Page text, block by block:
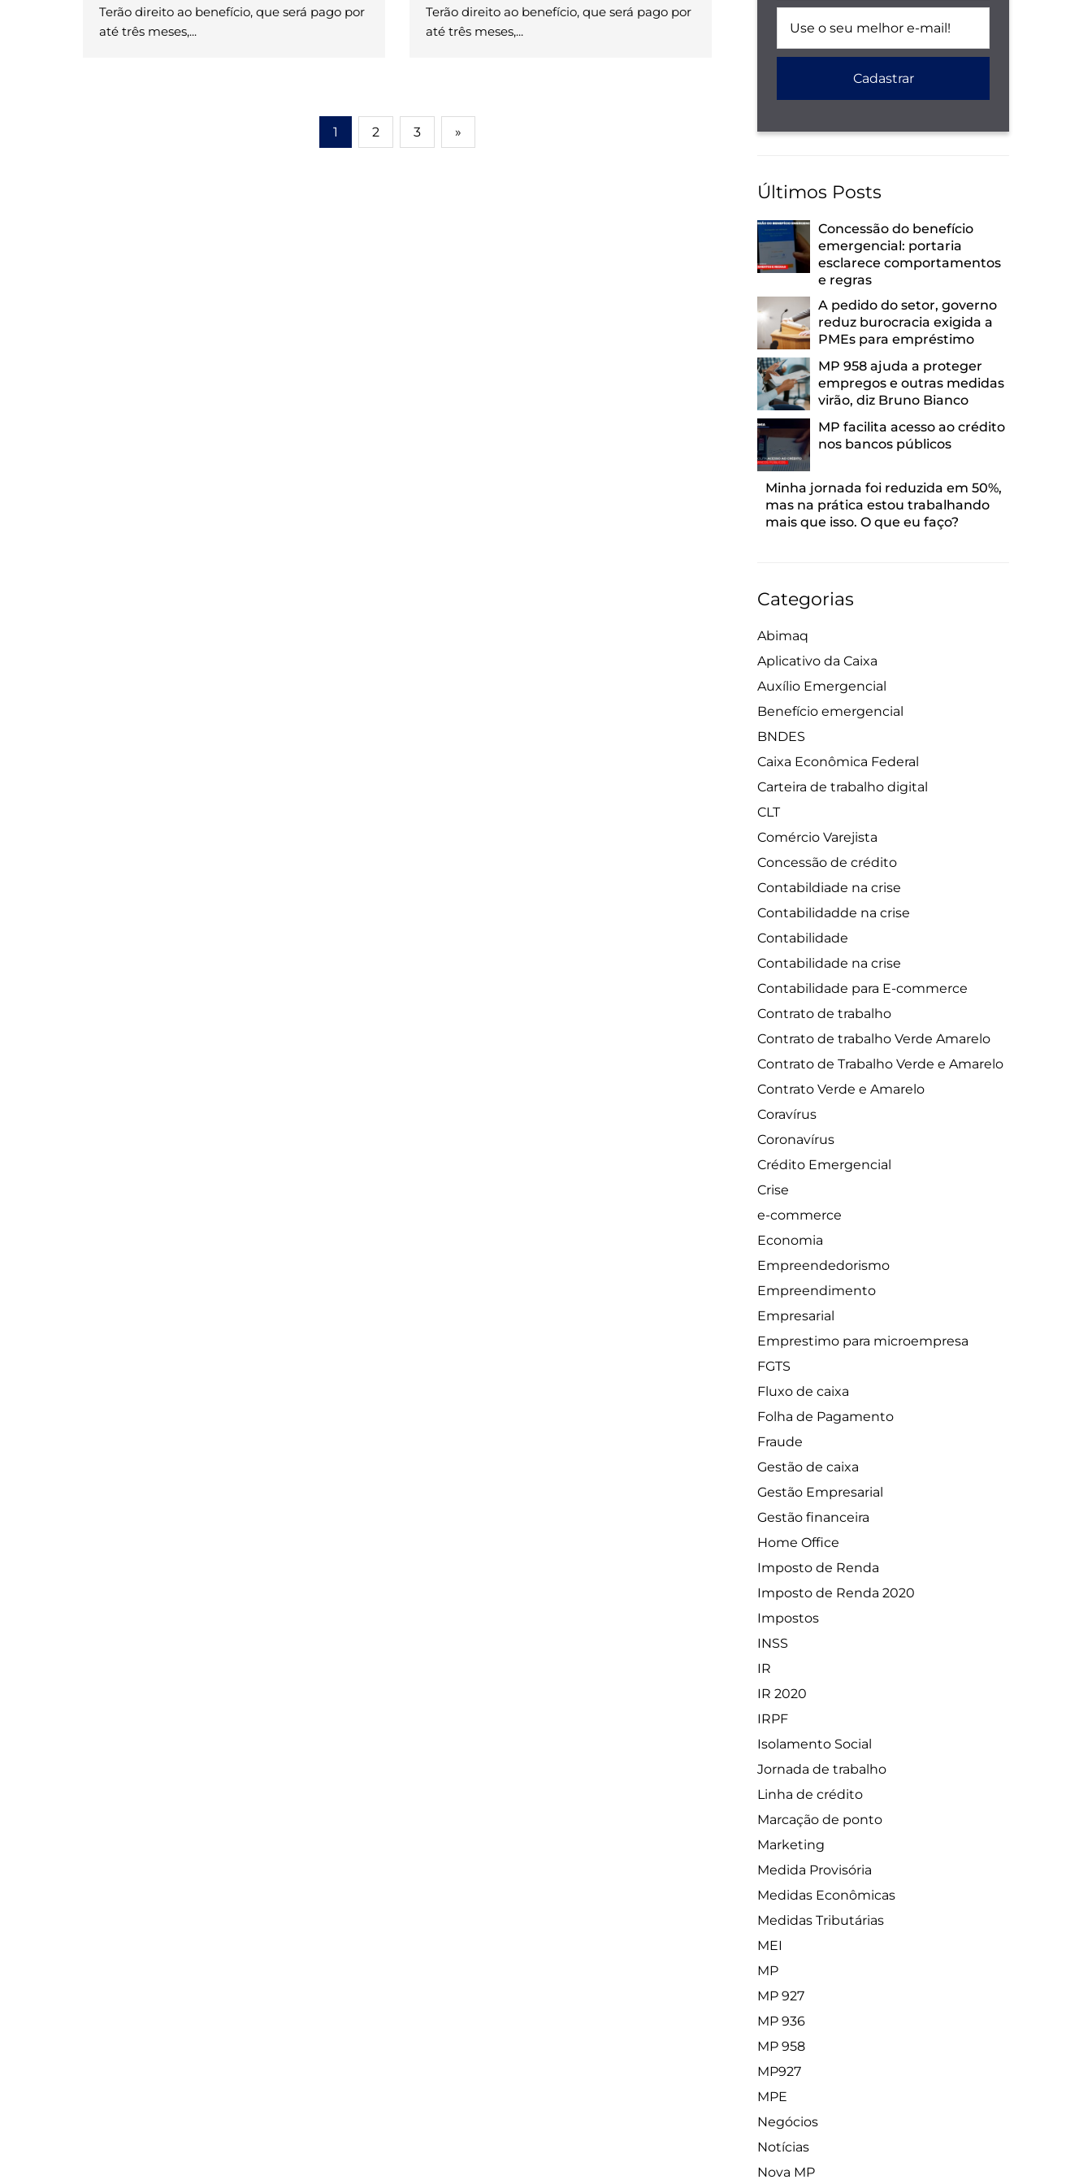
Terão direito ao benefício, que será pago por
até três meses,...
Terão direito ao benefício, que será pago por
até três meses,...
1 2 3 »
Últimos Posts
Concessão do benefício
emergencial: portaria
esclarece comportamentos
e regras
A pedido do setor, governo
reduz burocracia exigida a
PMEs para empréstimo
MP 958 ajuda a proteger
empregos e outras medidas
virão, diz Bruno Bianco
MP facilita acesso ao crédito
nos bancos públicos
Minha jornada foi reduzida em 50%,
mas na prática estou trabalhando
mais que isso. O que eu faço?
Categorias
Abimaq
Aplicativo da Caixa
Auxílio Emergencial
Benefício emergencial
BNDES
Caixa Econômica Federal
Carteira de trabalho digital
CLT
Comércio Varejista
Concessão de crédito
Contabildiade na crise
Contabilidadde na crise
Contabilidade
Contabilidade na crise
Contabilidade para E-commerce
Contrato de trabalho
Contrato de trabalho Verde Amarelo
Contrato de Trabalho Verde e Amarelo
Contrato Verde e Amarelo
Coravírus
Coronavírus
Crédito Emergencial
Crise
e-commerce
Economia
Empreendedorismo
Empreendimento
Empresarial
Emprestimo para microempresa
FGTS
Fluxo de caixa
Folha de Pagamento
Fraude
Gestão de caixa
Gestão Empresarial
Gestão financeira
Home Office
Imposto de Renda
Imposto de Renda 2020
Impostos
INSS
IR
IR 2020
IRPF
Isolamento Social
Jornada de trabalho
Linha de crédito
Marcação de ponto
Marketing
Medida Provisória
Medidas Econômicas
Medidas Tributárias
MEI
MP
MP 927
MP 936
MP 958
MP927
MPE
Negócios
Notícias
Nova MP